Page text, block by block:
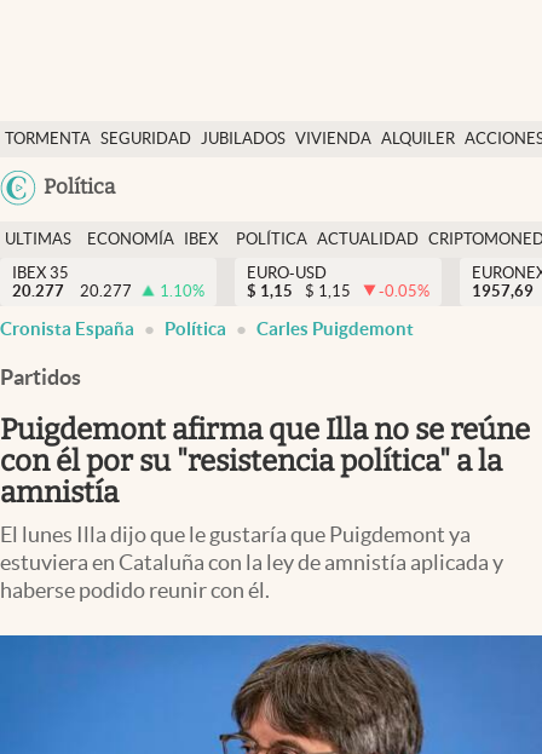
TORMENTA SEGURIDAD JUBILADOS VIVIENDA ALQUILER
USA
Política
Economía y finanzas
Política
Actualidad
Criptomonedas
España
ULTIMAS
NOTICIAS
ECONOMÍA
FINANZAS
IBEX
EURO
POLÍTICA ACTUALIDAD
IBEX 35
20.277
20.277 1.10%
EURO-USD
$ 1,15 $ 1,15 -0.05%
1957,69
Cronista España Política Carles Puigdemont
Partidos
Puigdemont afirma que Illa no se reúne
con él por su "resistencia política" a la
amnistía
El lunes Illa dijo que le gustaría que Puigdemont ya
estuviera en Cataluña con la ley de amnistía aplicada y
haberse podido reunir con él.